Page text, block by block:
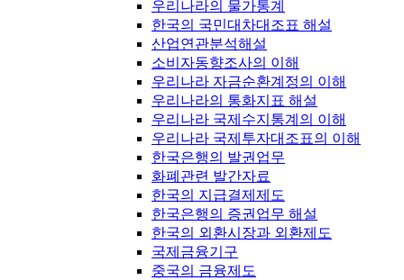
우리나라의 물가통계
한국의 국민대차대조표 해설
산업연관분석해설
소비자동향조사의 이해
우리나라 자금순환계정의 이해
우리나라의 통화지표 해설
우리나라 국제수지통계의 이해
우리나라 국제투자대조표의 이해
한국은행의 발권업무
화폐관련 발간자료
한국의 지급결제제도
한국은행의 증권업무 해설
한국의 외환시장과 외환제도
국제금융기구
중국의 금융제도